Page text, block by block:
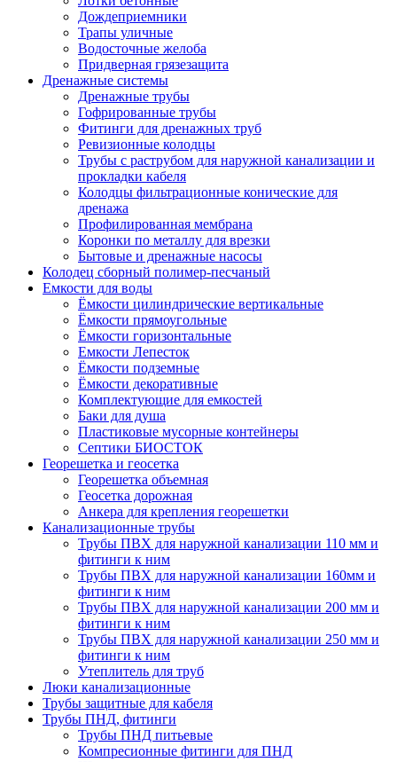
Дождеприемники
Трапы уличные
Водосточные желоба
Придверная грязезащита
Дренажные системы
Дренажные трубы
Гофрированные трубы
Фитинги для дренажных труб
Ревизионные колодцы
Трубы с раструбом для наружной канализации и
прокладки кабеля
Колодцы фильтрационные конические для
дренажа
Профилированная мембрана
Коронки по металлу для врезки
Бытовые и дренажные насосы
Колодец сборный полимер-песчаный
Емкости для воды
Ёмкости цилиндрические вертикальные
Ёмкости прямоугольные
Ёмкости горизонтальные
Емкости Лепесток
Ёмкости подземные
Ёмкости декоративные
Комплектующие для емкостей
Баки для душа
Пластиковые мусорные контейнеры
Септики БИОСТОК
Георешетка и геосетка
Георешетка объемная
Геосетка дорожная
Анкера для крепления георешетки
Канализационные трубы
Трубы ПВХ для наружной канализации 110 мм и
фитинги к ним
Трубы ПВХ для наружной канализации 160мм и
фитинги к ним
Трубы ПВХ для наружной канализации 200 мм и
фитинги к ним
Трубы ПВХ для наружной канализации 250 мм и
фитинги к ним
Утеплитель для труб
Люки канализационные
Трубы защитные для кабеля
Трубы ПНД, фитинги
Трубы ПНД питьевые
Компресионные фитинги для ПНД